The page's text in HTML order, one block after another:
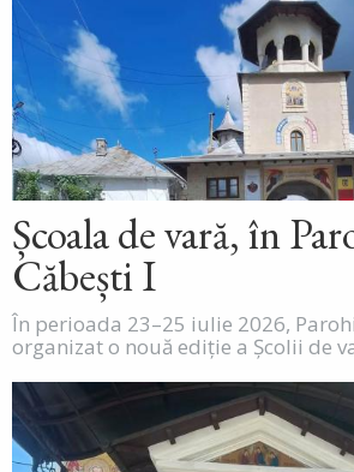
Școala de vară, în
Căbești I
În perioada 23–25 iulie 2026,
organizat o nouă ediție a Școlii de